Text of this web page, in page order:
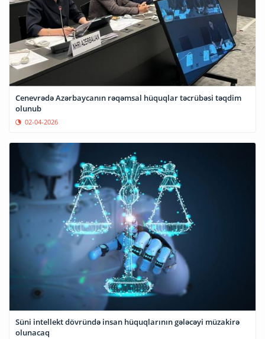
Cenevrədə Azərbaycanın rəqəmsal hüquqlar təcrübəsi təqdim
olunub
02-04-2026
Süni intellekt dövründə insan hüquqlarının gələcəyi müzakirə
olunacaq